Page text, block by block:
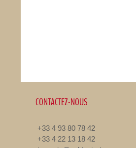
CONTACTEZ-NOUS
+33 4 93 80 78 42
+33 4 22 13 18 42